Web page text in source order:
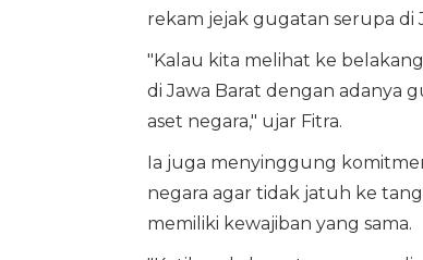
rekam jejak gugatan serupa di
"Kalau kita melihat ke
di Jawa Barat dengan adanya
aset negara," ujar Fitra.
Ia juga menyinggung
negara agar tidak jatuh ke
memiliki kewajiban yang sama.